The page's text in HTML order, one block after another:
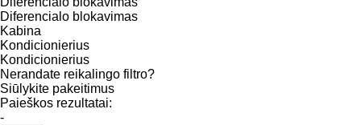
Diferencialo blokavimas
Kabina
Kondicionierius
Kondicionierius
Nerandate reikalingo filtro?
Siūlykite pakeitimus
Paieškos rezultatai:
-